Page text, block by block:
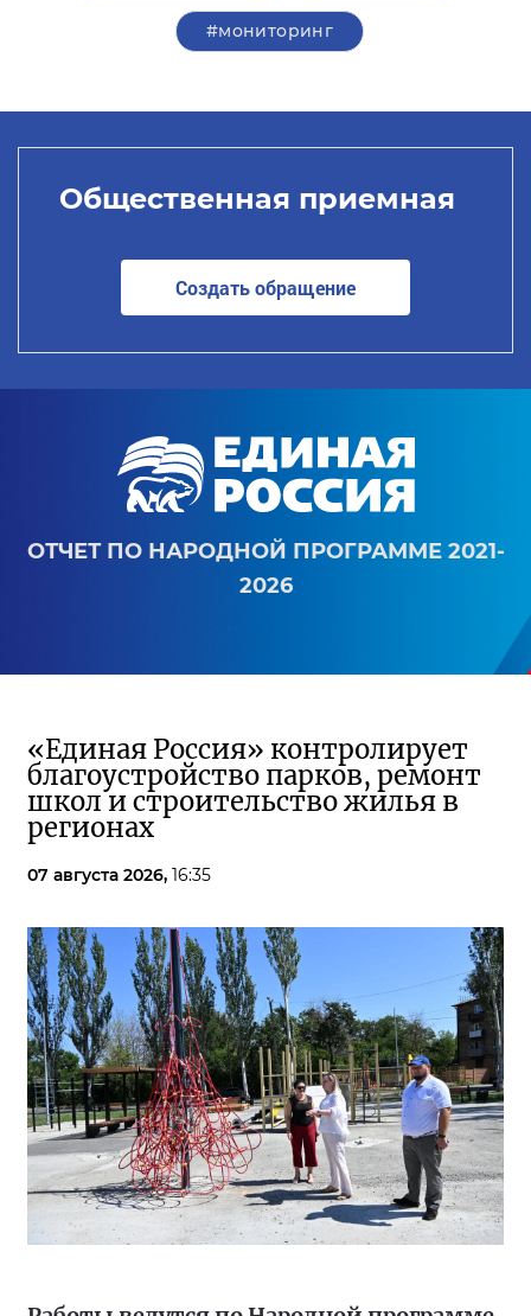
#мониторинг
Общественная приемная
Создать обращение
ОТЧЕТ ПО НАРОДНОЙ ПРОГРАММЕ 2021-
2026
«Единая Россия» контролирует
благоустройство парков, ремонт
школ и строительство жилья в
регионах
07 августа 2026, 16:35